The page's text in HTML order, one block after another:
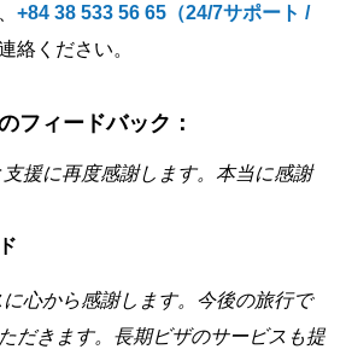
+84 38 533 56 65（24/7サポート /
絡ください。
フィードバック：
援に再度感謝します。本当に感謝
心から感謝します。今後の旅行で
だきます。長期ビザのサービスも提